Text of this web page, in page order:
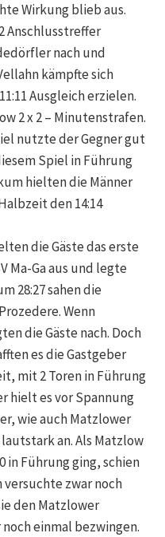
Wirkung blieb aus.
Anschlusstreffer
nach und
kämpfte sich
Ausgleich erzielen.
2 x 2 – Minutenstrafen.
nutzte der Gegner gut
Spiel in Führung
hielten die Männer
den 14:14
die Gäste das erste
Ma-Ga aus und legte
28:27 sahen die
Wenn
die Gäste nach. Doch
es die Gastgeber
mit 2 Toren in Führung
hielt es vor Spannung
wie auch Matzlower
an. Als Matzlow
in Führung ging, schien
versuchte zwar noch
den Matzlower
einmal bezwingen.